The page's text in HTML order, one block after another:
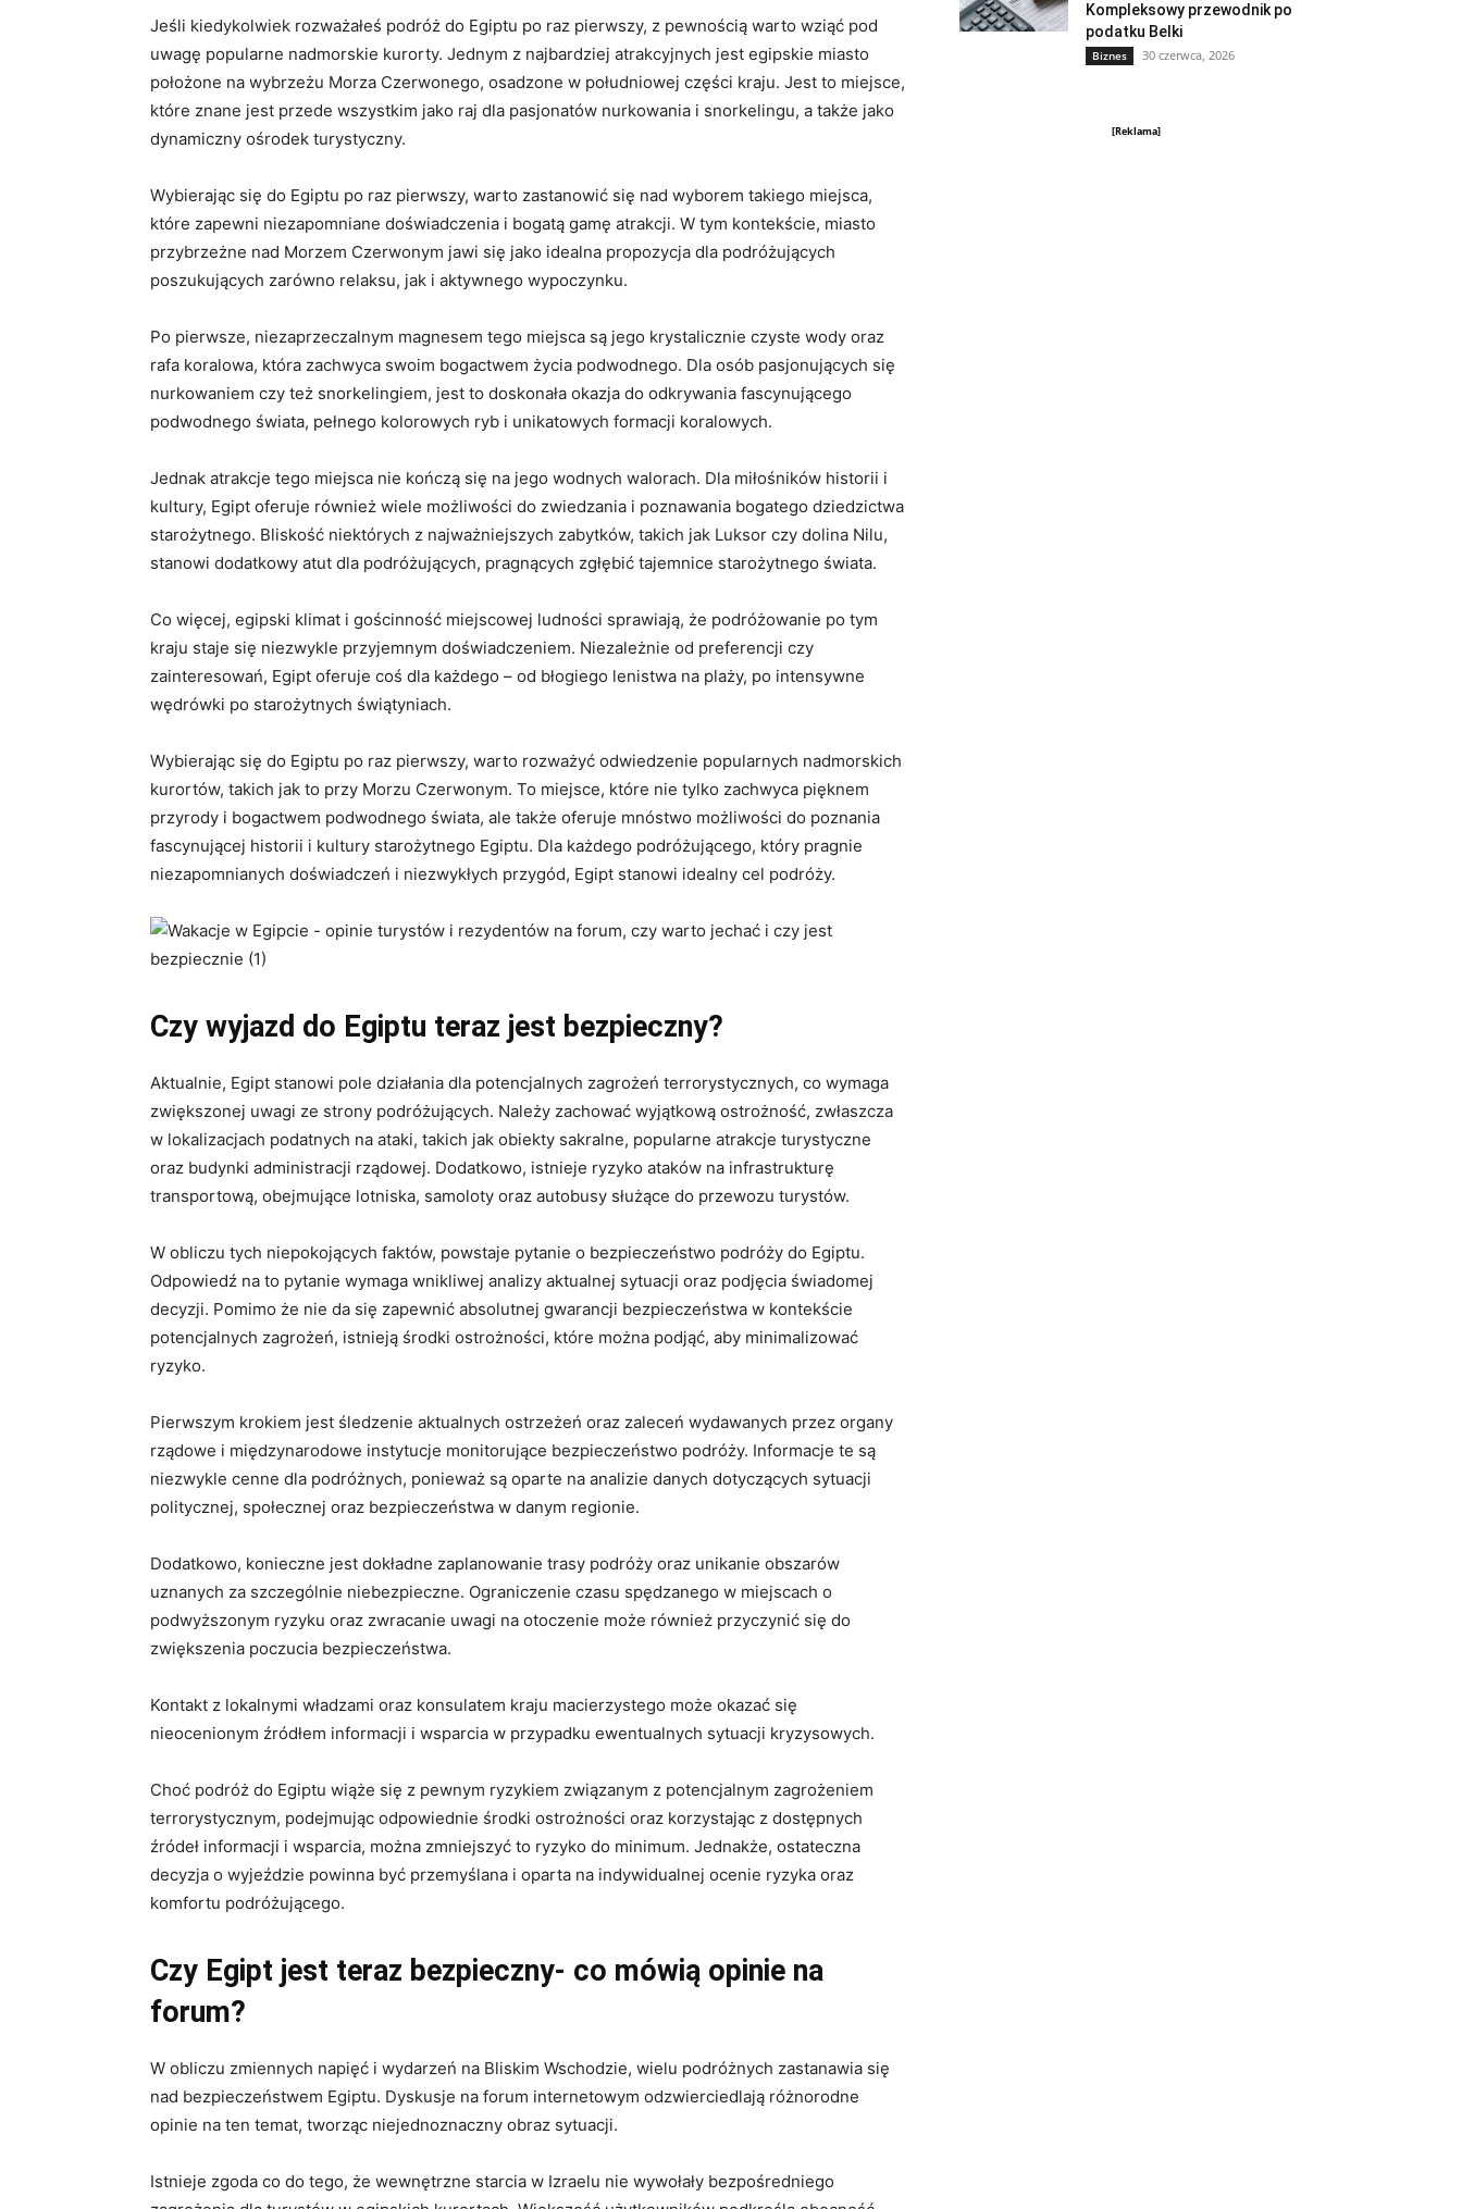
Jeśli kiedykolwiek rozważałeś podróż do Egiptu po raz pierwszy, z pewnością warto wziąć pod
uwagę popularne nadmorskie kurorty. Jednym z najbardziej atrakcyjnych jest egipskie miasto
położone na wybrzeżu Morza Czerwonego, osadzone w południowej części kraju. Jest to miejsce,
które znane jest przede wszystkim jako raj dla pasjonatów nurkowania i snorkelingu, a także jako
dynamiczny ośrodek turystyczny.
Wybierając się do Egiptu po raz pierwszy, warto zastanowić się nad wyborem takiego miejsca,
które zapewni niezapomniane doświadczenia i bogatą gamę atrakcji. W tym kontekście, miasto
przybrzeżne nad Morzem Czerwonym jawi się jako idealna propozycja dla podróżujących
poszukujących zarówno relaksu, jak i aktywnego wypoczynku.
Po pierwsze, niezaprzeczalnym magnesem tego miejsca są jego krystalicznie czyste wody oraz
rafa koralowa, która zachwyca swoim bogactwem życia podwodnego. Dla osób pasjonujących się
nurkowaniem czy też snorkelingiem, jest to doskonała okazja do odkrywania fascynującego
podwodnego świata, pełnego kolorowych ryb i unikatowych formacji koralowych.
Jednak atrakcje tego miejsca nie kończą się na jego wodnych walorach. Dla miłośników historii i
kultury, Egipt oferuje również wiele możliwości do zwiedzania i poznawania bogatego dziedzictwa
starożytnego. Bliskość niektórych z najważniejszych zabytków, takich jak Luksor czy dolina Nilu,
stanowi dodatkowy atut dla podróżujących, pragnących zgłębić tajemnice starożytnego świata.
Co więcej, egipski klimat i gościnność miejscowej ludności sprawiają, że podróżowanie po tym
kraju staje się niezwykle przyjemnym doświadczeniem. Niezależnie od preferencji czy
zainteresowań, Egipt oferuje coś dla każdego – od błogiego lenistwa na plaży, po intensywne
wędrówki po starożytnych świątyniach.
Wybierając się do Egiptu po raz pierwszy, warto rozważyć odwiedzenie popularnych nadmorskich
kurortów, takich jak to przy Morzu Czerwonym. To miejsce, które nie tylko zachwyca pięknem
przyrody i bogactwem podwodnego świata, ale także oferuje mnóstwo możliwości do poznania
fascynującej historii i kultury starożytnego Egiptu. Dla każdego podróżującego, który pragnie
niezapomnianych doświadczeń i niezwykłych przygód, Egipt stanowi idealny cel podróży.
Czy wyjazd do Egiptu teraz jest bezpieczny?
Aktualnie, Egipt stanowi pole działania dla potencjalnych zagrożeń terrorystycznych, co wymaga
zwiększonej uwagi ze strony podróżujących. Należy zachować wyjątkową ostrożność, zwłaszcza
w lokalizacjach podatnych na ataki, takich jak obiekty sakralne, popularne atrakcje turystyczne
oraz budynki administracji rządowej. Dodatkowo, istnieje ryzyko ataków na infrastrukturę
transportową, obejmujące lotniska, samoloty oraz autobusy służące do przewozu turystów.
W obliczu tych niepokojących faktów, powstaje pytanie o bezpieczeństwo podróży do Egiptu.
Odpowiedź na to pytanie wymaga wnikliwej analizy aktualnej sytuacji oraz podjęcia świadomej
decyzji. Pomimo że nie da się zapewnić absolutnej gwarancji bezpieczeństwa w kontekście
potencjalnych zagrożeń, istnieją środki ostrożności, które można podjąć, aby minimalizować
ryzyko.
Pierwszym krokiem jest śledzenie aktualnych ostrzeżeń oraz zaleceń wydawanych przez organy
rządowe i międzynarodowe instytucje monitorujące bezpieczeństwo podróży. Informacje te są
niezwykle cenne dla podróżnych, ponieważ są oparte na analizie danych dotyczących sytuacji
politycznej, społecznej oraz bezpieczeństwa w danym regionie.
Dodatkowo, konieczne jest dokładne zaplanowanie trasy podróży oraz unikanie obszarów
uznanych za szczególnie niebezpieczne. Ograniczenie czasu spędzanego w miejscach o
podwyższonym ryzyku oraz zwracanie uwagi na otoczenie może również przyczynić się do
zwiększenia poczucia bezpieczeństwa.
Kontakt z lokalnymi władzami oraz konsulatem kraju macierzystego może okazać się
nieocenionym źródłem informacji i wsparcia w przypadku ewentualnych sytuacji kryzysowych.
Choć podróż do Egiptu wiąże się z pewnym ryzykiem związanym z potencjalnym zagrożeniem
terrorystycznym, podejmując odpowiednie środki ostrożności oraz korzystając z dostępnych
źródeł informacji i wsparcia, można zmniejszyć to ryzyko do minimum. Jednakże, ostateczna
decyzja o wyjeździe powinna być przemyślana i oparta na indywidualnej ocenie ryzyka oraz
komfortu podróżującego.
Czy Egipt jest teraz bezpieczny- co mówią opinie na
forum?
W obliczu zmiennych napięć i wydarzeń na Bliskim Wschodzie, wielu podróżnych zastanawia się
nad bezpieczeństwem Egiptu. Dyskusje na forum internetowym odzwierciedlają różnorodne
opinie na ten temat, tworząc niejednoznaczny obraz sytuacji.
Istnieje zgoda co do tego, że wewnętrzne starcia w Izraelu nie wywołały bezpośredniego
Kompleksowy przewodnik po
podatku Belki
Biznes 30 czerwca, 2026
[Reklama]